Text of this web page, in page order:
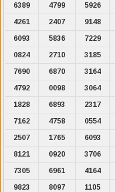
6389
4799 5926
4261
2407 9148
6093
5836 7229
0824
2710 3185
7690
6870 3164
4792
0098 3064
1828
6893 2317
7162
4758 0554
2507
1765 6093
8121
0920 3706
7305
6961 4164
9823
8097 1105